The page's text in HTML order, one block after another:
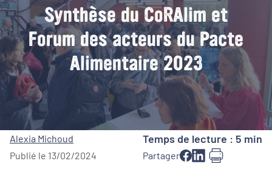
Synthèse du CoRAlim et
Forum des acteurs du Pacte
Alimentaire 2023
Alexia Michoud
Publié le 13/02/2024
Temps de lecture : 5 min
Partager